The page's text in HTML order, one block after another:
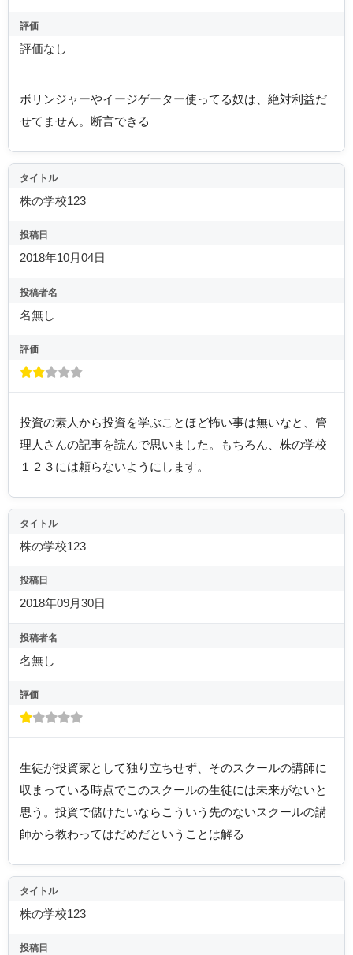
評価
評価なし
ボリンジャーやイージゲーター使ってる奴は、絶対利益だ
せてません。断言できる
タイトル
株の学校123
投稿日
2018年10月04日
投稿者名
名無し
評価
投資の素人から投資を学ぶことほど怖い事は無いなと、管
理人さんの記事を読んで思いました。もちろん、株の学校
１２３には頼らないようにします。
タイトル
株の学校123
投稿日
2018年09月30日
投稿者名
名無し
評価
生徒が投資家として独り立ちせず、そのスクールの講師に
収まっている時点でこのスクールの生徒には未来がないと
思う。投資で儲けたいならこういう先のないスクールの講
師から教わってはだめだということは解る
タイトル
株の学校123
投稿日